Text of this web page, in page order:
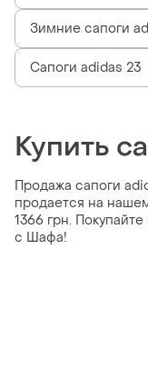
Зимние сапоги
Сапоги adidas 23
Купить
Продажа сапоги
продается на
1366 грн.
с Шафа!